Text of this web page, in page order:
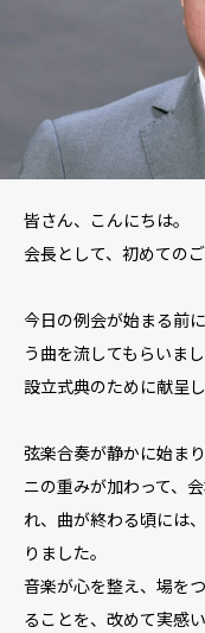
皆さん、こんにちは。
会長として、初めての
今日の例会が始まる前
う曲を流してもらいま
設立式典のために献呈し
弦楽合奏が静かに始ま
ニの重みが加わって、
れ、曲が終わる頃には
りました。
音楽が心を整え、場を
ることを、改めて実感